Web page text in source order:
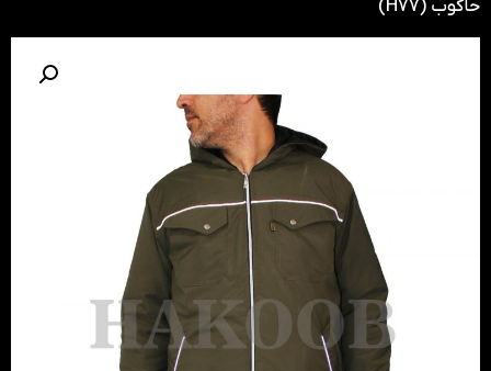
حاکوب (H77)